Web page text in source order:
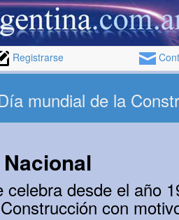
Registrarse
mundial de la
Nacional
celebra desde el año
con